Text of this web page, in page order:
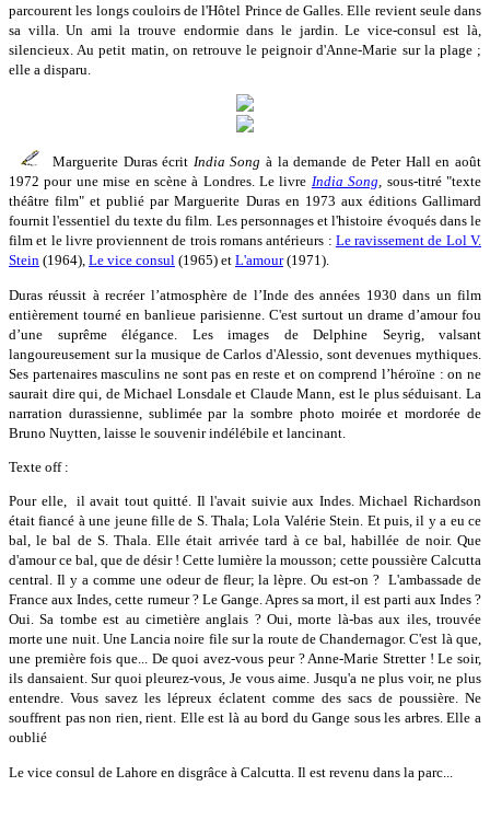
parcourent les longs couloirs de l'Hôtel Prince de Galles. Elle revient seule dans
sa villa. Un ami la trouve endormie dans le jardin. Le vice-consul est là,
silencieux. Au petit matin, on retrouve le peignoir d'Anne-Marie sur la plage ;
elle a disparu.
Marguerite Duras écrit India Song à la demande de Peter Hall en août
1972 pour une mise en scène à Londres. Le livre India Song, sous-titré "texte
théâtre film" et publié par Marguerite Duras en 1973 aux éditions Gallimard
fournit l'essentiel du texte du film. Les personnages et l'histoire évoqués dans le
film et le livre proviennent de trois romans antérieurs : Le ravissement de Lol V.
Stein (1964), Le vice consul (1965) et L'amour(1971).
Duras réussit à recréer l’atmosphère de l’Inde des années 1930 dans un film
entièrement tourné en banlieue parisienne. C'est surtout un drame d’amour fou
d’une suprême élégance. Les images de Delphine Seyrig, valsant
langoureusement sur la musique de Carlos d'Alessio, sont devenues mythiques.
Ses partenaires masculins ne sont pas en reste et on comprend l’héroïne : on ne
saurait dire qui, de Michael Lonsdale et Claude Mann, est le plus séduisant. La
narration durassienne, sublimée par la sombre photo moirée et mordorée de
Bruno Nuytten, laisse le souvenir indélébile et lancinant.
Texte off :
Pour elle, il avait tout quitté. Il l'avait suivie aux Indes. Michael Richardson
était fiancé à une jeune fille de S. Thala; Lola Valérie Stein. Et puis, il y a eu ce
bal, le bal de S. Thala. Elle était arrivée tard à ce bal, habillée de noir. Que
d'amour ce bal, que de désir ! Cette lumière la mousson; cette poussière Calcutta
central. Il y a comme une odeur de fleur; la lèpre. Ou est-on ? L'ambassade de
France aux Indes, cette rumeur ? Le Gange. Apres sa mort, il est parti aux Indes ?
Oui. Sa tombe est au cimetière anglais ? Oui, morte là-bas aux iles, trouvée
morte une nuit. Une Lancia noire file sur la route de Chandernagor. C'est là que,
une première fois que... De quoi avez-vous peur ? Anne-Marie Stretter ! Le soir,
ils dansaient. Sur quoi pleurez-vous, Je vous aime. Jusqu'a ne plus voir, ne plus
entendre. Vous savez les lépreux éclatent comme des sacs de poussière. Ne
souffrent pas non rien, rient. Elle est là au bord du Gange sous les arbres. Elle a
oublié
Le vice consul de Lahore en disgrâce à Calcutta. Il est revenu dans la parc...